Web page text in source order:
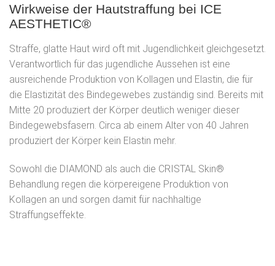
Wirkweise der Hautstraffung bei ICE
AESTHETIC®
Straffe, glatte Haut wird oft mit Jugendlichkeit gleichgesetzt.
Verantwortlich für das jugendliche Aussehen ist eine
ausreichende Produktion von Kollagen und Elastin, die für
die Elastizität des Bindegewebes zuständig sind. Bereits mit
Mitte 20 produziert der Körper deutlich weniger dieser
Bindegewebsfasern. Circa ab einem Alter von 40 Jahren
produziert der Körper kein Elastin mehr.
Sowohl die DIAMOND als auch die CRISTAL Skin®
Behandlung regen die körpereigene Produktion von
Kollagen an und sorgen damit für nachhaltige
Straffungseffekte.